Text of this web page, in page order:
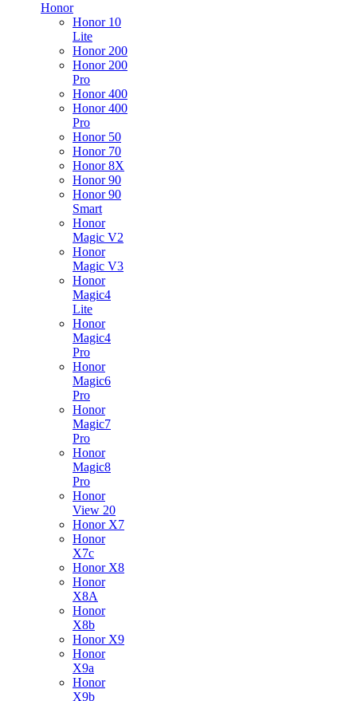
Honor
Honor 10
Lite
Honor 200
Honor 200
Pro
Honor 400
Honor 400
Pro
Honor 50
Honor 70
Honor 8X
Honor 90
Honor 90
Smart
Honor
Magic V2
Honor
Magic V3
Honor
Magic4
Lite
Honor
Magic4
Pro
Honor
Magic6
Pro
Honor
Magic7
Pro
Honor
Magic8
Pro
Honor
View 20
Honor X7
Honor
X7c
Honor X8
Honor
X8A
Honor
X8b
Honor X9
Honor
X9a
Honor
X9b